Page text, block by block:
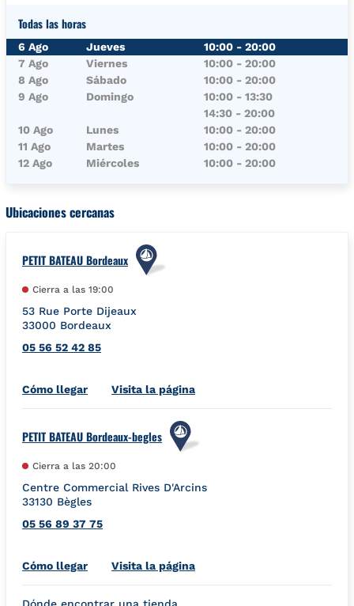
Todas las horas
Día de la semanaHorario
6 Ago Jueves 10:00 - 20:00
7 Ago
Viernes 10:00 - 20:00
8 Ago
Sábado 10:00 - 20:00
9 Ago
Domingo 10:00 - 13:30
14:30 - 20:00
10 Ago
Lunes 10:00 - 20:00
11 Ago
Martes 10:00 - 20:00
12 Ago
Miércoles 10:00 - 20:00
Ubicaciones cercanas
PETIT BATEAU Bordeaux
Cierra a las 19:00
53 Rue Porte Dijeaux
33000 Bordeaux
05 56 52 42 85
Cómo llegarLink Opens in New Tab
Visita la página
PETIT BATEAU Bordeaux-begles
Cierra a las 20:00
Centre Commercial Rives D'Arcins
33130 Bègles
05 56 89 37 75
Cómo llegarLink Opens in New Tab
Visita la página
Dónde encontrar una tienda